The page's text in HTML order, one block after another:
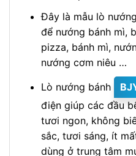
Đây là mẫu lò
để nướng bánh mì,
pizza, bánh mì,
nướng cơm niêu …
Lò nướng bánh
điện giúp các đầu
tươi ngon, không
sắc, tươi sáng, ít
dùng ở trung tâm